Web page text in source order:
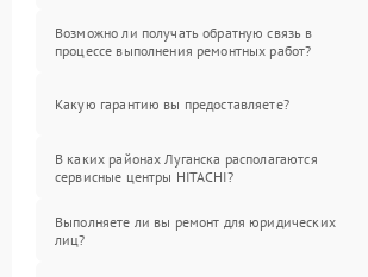
Возможно ли получать обратную связь в
процессе выполнения ремонтных работ?
Какую гарантию вы предоставляете?
В каких районах Луганска располагаются
сервисные центры HITACHI?
Выполняете ли вы ремонт для юридических
лиц?